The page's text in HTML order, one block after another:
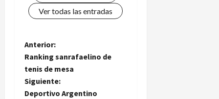
Ver todas las entradas
N
a
v
Anterior:
Ranking sanrafaelino de
tenis de mesa
Siguiente:
Deportivo Argentino